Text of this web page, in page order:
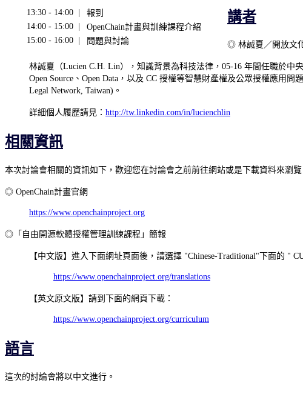
13:30 - 14:00 |
報到
14:00 - 15:00 |
OpenChain計畫與訓練課程介紹
15:00 - 16:00 |
問題與討論
講者
◎ 林誠夏／開放文
林誠夏（Lucien C.H. Lin），知識背景為科技法律，05-16 年間任職於
Open Source、Open Data，以及 CC 授權等智慧財產權及公眾授權應用
Legal Network, Taiwan)。
詳細個人履歷請見： http://tw.linkedin.com/in/lucienchlin
相關資訊
本次討論會相關的資訊如下，歡迎您在討論會之前前往網站或是下載資料來瀏覽
◎ OpenChain計畫官網
https://www.openchainproject.org
◎「自由開源軟體授權管理訓練課程」簡報
【中文版】進入下面網址頁面後，請選擇 "Chinese-Traditional"下面的 "
https://www.openchainproject.org/translations
【英文原文版】請到下面的網頁下載：
https://www.openchainproject.org/curriculum
語言
這次的討論會將以中文進行。